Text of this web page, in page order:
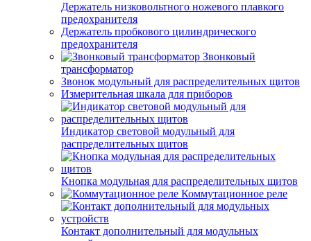
Держатель низковольтного ножевого плавкого
предохранителя
Держатель пробкового цилиндрического
предохранителя
Звонковый
трансформатор
Звонок модульный для распределительных щитов
Измерительная шкала для приборов
Индикатор световой модульный для
распределительных щитов
Кнопка модульная для распределительных щитов
Коммутационное реле
Контакт дополнительный для модульных